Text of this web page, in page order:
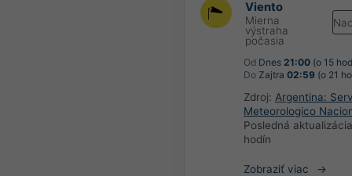
Viento
Mierna
výstraha
počasia
Od Dnes 21:00 (o 15
Do Zajtra 02:59 (o 21
Zdroj: Argentina:
Meteorologico
Posledná
hodín
Zobraziť viac